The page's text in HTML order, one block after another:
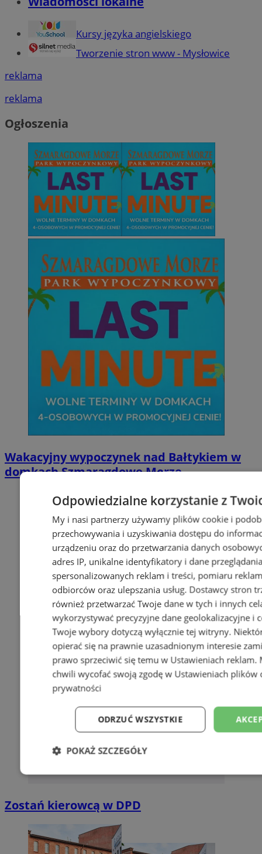
Kursy języka angielskiego
Tworzenie stron www - Mysłowice
reklama
reklama
Ogłoszenia
Wakacyjny wypoczynek nad Bałtykiem w
domkach Szmaragdowe Morze
Zostań kierowcą w DPD
Odpowiedzialne korzystanie z
My i nasi partnerzy używamy plików cookie i
przechowywania i uzyskiwania dostępu do
urządzeniu oraz do przetwarzania danych
adres IP, unikalne identyfikatory i dane
spersonalizowanych reklam i treści, pomiaru
odbiorców oraz ulepszania usług. Dostawcy stron
również przetwarzać Twoje dane w tych i innych
wykorzystywać precyzyjne dane geolokalizacyjne i
Twoje wybory dotyczą wyłącznie tej witryny.
opierać się na prawnie uzasadnionym interesie
prawo sprzeciwić się temu w Ustawieniach reklam.
chwili wycofać swoją zgodę w Ustawieniach plików
prywatności
ODRZUĆ WSZYSTKIE
POKAŻ SZCZEGÓŁY
Niezbędne Wydajność